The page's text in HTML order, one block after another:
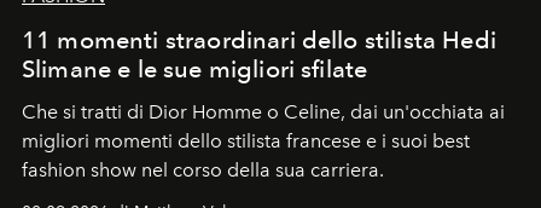
11 momenti straordinari dello stilista Hedi
Slimane e le sue migliori sfilate
Che si tratti di Dior Homme o Celine, dai un'occhiata ai
migliori momenti dello stilista francese e i suoi best
fashion show nel corso della sua carriera.